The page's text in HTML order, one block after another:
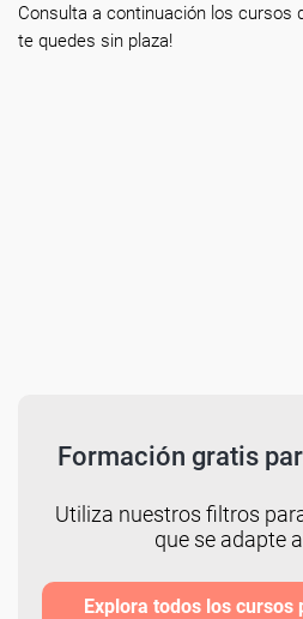
Consulta a continuación los cursos
te quedes sin plaza!
Formación gratis
Utiliza nuestros filtros
que se adapte
Explora todos los